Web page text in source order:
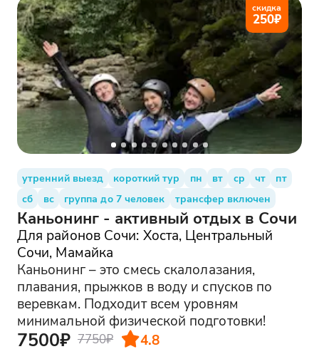
скидка
250₽
утренний выезд короткий тур пн вт ср чт
пт
сб
вс группа до 7 человек трансфер включен
Каньонинг - активный отдых в Сочи
Для районов Сочи: Хоста, Центральный
Сочи, Мамайка
Каньонинг – это смесь скалолазания,
плавания, прыжков в воду и спусков по
веревкам. Подходит всем уровням
минимальной физической подготовки!
7500₽ 7750₽ 4.8